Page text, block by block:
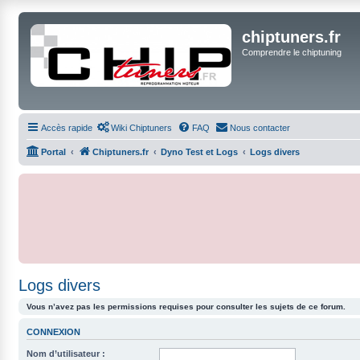
chiptuners.fr
Comprendre le chiptuning
Accès rapide Wiki Chiptuners FAQ Nous contacter
Portal Chiptuners.fr Dyno Test et Logs Logs divers
Logs divers
Vous n’avez pas les permissions requises pour consulter les sujets de ce forum.
CONNEXION
Nom d’utilisateur :